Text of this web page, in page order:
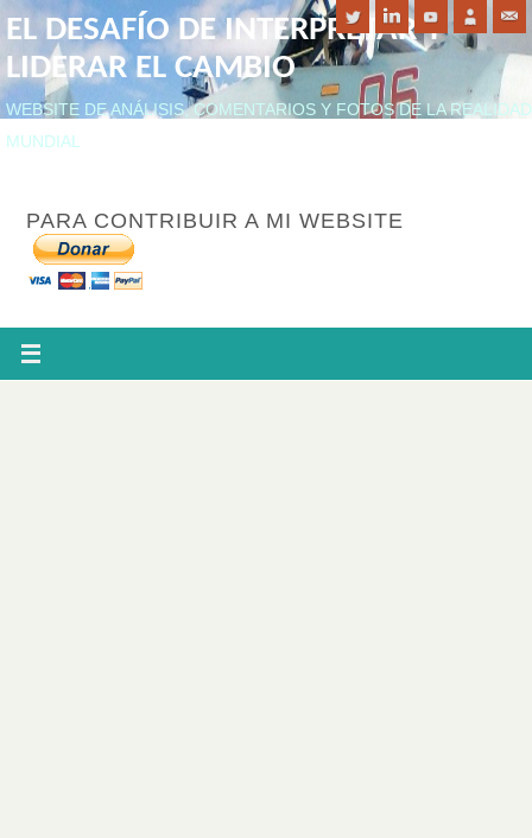
EL DESAFÍO DE INTERPRETAR Y
LIDERAR EL CAMBIO
WEBSITE DE ANÁLISIS, COMENTARIOS Y FOTOS DE LA REALIDAD
MUNDIAL
PARA CONTRIBUIR A MI WEBSITE